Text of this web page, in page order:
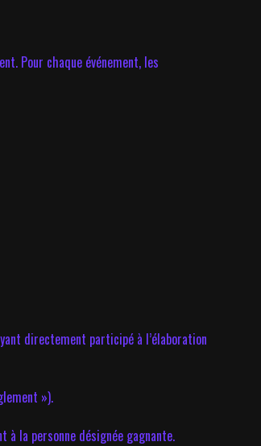
Pour chaque événement, les
directement participé à l’élaboration
»).
la personne désignée gagnante.